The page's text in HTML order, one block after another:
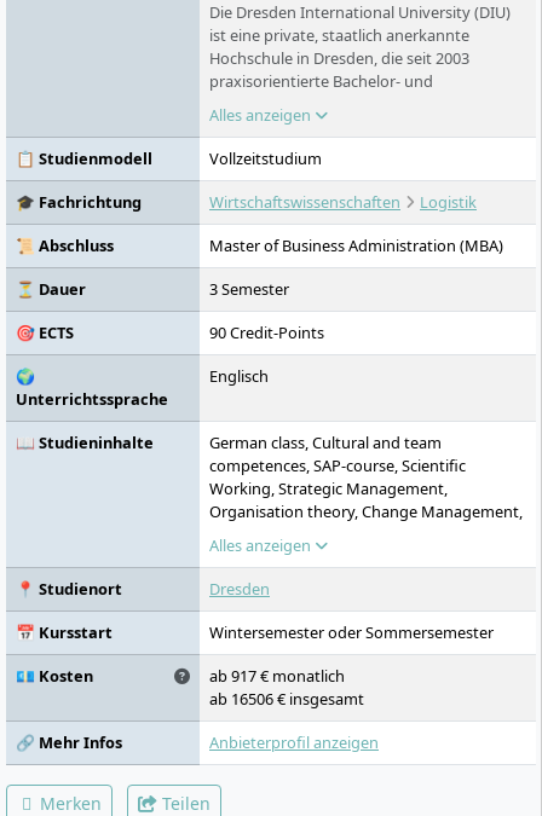
Die Dresden International University (DIU)
ist eine private, staatlich anerkannte
Hochschule in Dresden, die seit 2003
praxisorientierte Bachelor- und
Masterstudiengänge anbietet. Als Tochter
der TU Dresden Aktiengesellschaft
kooperiert sie eng mit der TU Dresden und
Gesundheitswesen, Medizin, Management
und Ingenieurwesen an. Die DIU setzt auf
personalisierte Betreuung und kleine
Lerngruppen, um Studierende auf den
globalen Arbeitsmarkt vorzubereiten. Mit
einem breiten Netzwerk an Partnern und
praktischen Lernorten verbindet die DIU
wissenschaftliche Kompetenz mit
praxisnaher Ausbildung.
Alles anzeigen
📋 Studienmodell
Vollzeitstudium
🎓 Fachrichtung
Wirtschaftswissenschaften
Logistik
📜 Abschluss
Master of Business Administration (MBA)
⏳ Dauer
3 Semester
🎯 ECTS
90 Credit-Points
🌍
Unterrichtssprache
Englisch
📖 Studieninhalte
German class, Cultural and team
competences, SAP-course, Scientific
Working, Strategic Management,
Organisation theory, Change Management,
Controlling, Entrepreneurial financial
management, Project Management,
Process Management, Quantitative
decision support, Information
management, Logistics conception,
Distribution logistics, Planning projects in
procurement, Manufacturing logistics,
Management instruments used in logistics
planning, Strategic supply chain
management, Production Planning and
Controlling, Logistics-specific quality
management, Internet-based Logistic
Alles anzeigen
📍 Studienort
Dresden
📅 Kursstart
Wintersemester oder Sommersemester
💶 Kosten
ab 917 € monatlich
ab 16506 € insgesamt
🔗 Mehr Infos
Anbieterprofil anzeigen
Merken Teilen